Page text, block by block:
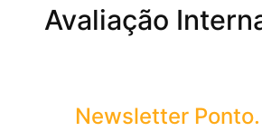
Avaliação
Newsletter Ponto.